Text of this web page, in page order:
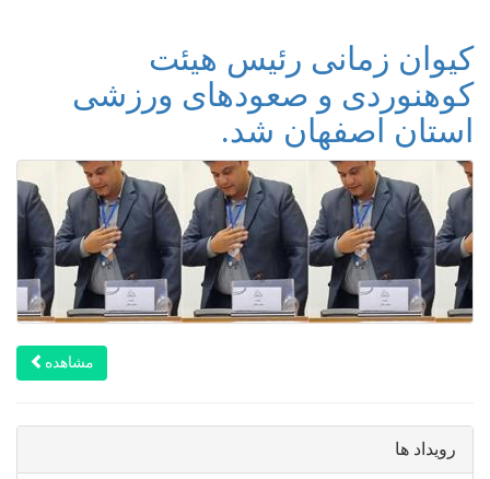
کیوان زمانی رئیس هیئت
کوهنوردی و صعودهای ورزشی
استان اصفهان شد.
مشاهده
رویداد ها